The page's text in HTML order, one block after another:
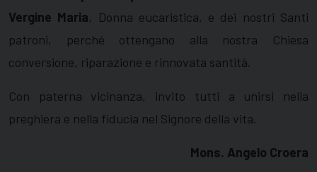
Vergine Maria, Donna eucaristica, e dei nostri Santi
patroni, perché ottengano alla nostra Chiesa
conversione, riparazione e rinnovata santità.
Con paterna vicinanza, invito tutti a unirsi nella
preghiera e nella fiducia nel Signore della vita.
Mons. Angelo Croera